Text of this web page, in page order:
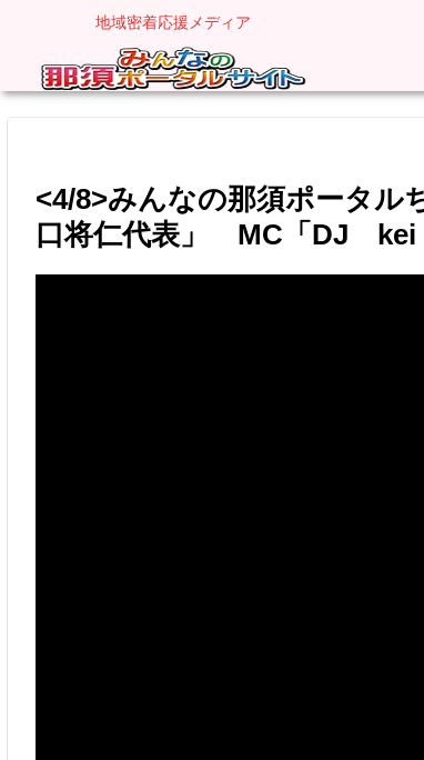
地域密着応援メディア
<4/8>みんなの那須ポータ
口将仁代表」 MC「DJ kei